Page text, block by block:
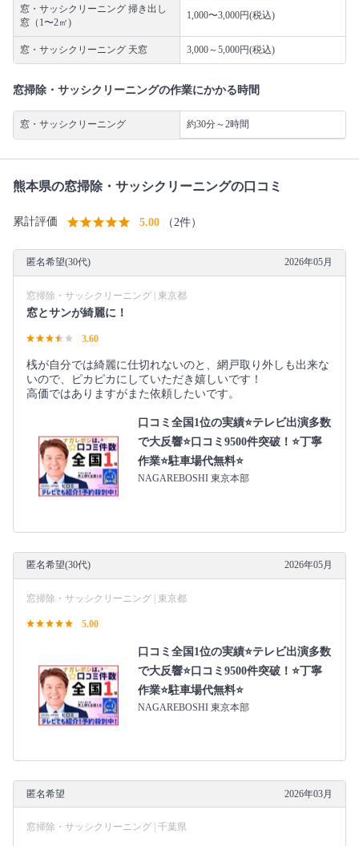
窓・サッシクリーニング 掃き出し
窓（1〜2㎡)
1,000〜3,000円(税込)
窓・サッシクリーニング 天窓 3,000～5,000円(税込)
窓掃除・サッシクリーニングの作業にかかる時間
窓・サッシクリーニング 約30分～2時間
熊本県の窓掃除・サッシクリーニングの口コミ
累計評価 5.00 （2件）
匿名希望(30代) 2026年05月
窓掃除・サッシクリーニング | 東京都
窓とサンが綺麗に！
3.60
桟が自分では綺麗に仕切れないのと、網戸取り外しも出来な
いので、ピカピカにしていただき嬉しいです！
高価ではありますがまた依頼したいです。
口コミ全国1位の実績⭐テレビ出演多数
で大反響⭐口コミ9500件突破！⭐丁寧
作業⭐駐車場代無料⭐
NAGAREBOSHI 東京本部
匿名希望(30代) 2026年05月
窓掃除・サッシクリーニング | 東京都
5.00
口コミ全国1位の実績⭐テレビ出演多数
で大反響⭐口コミ9500件突破！⭐丁寧
作業⭐駐車場代無料⭐
NAGAREBOSHI 東京本部
匿名希望 2026年03月
窓掃除・サッシクリーニング | 千葉県